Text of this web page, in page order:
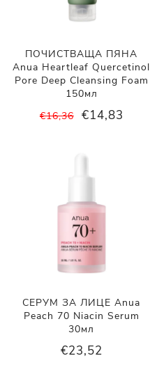
ПОЧИСТВАЩА ПЯНА
Anua Heartleaf Quercetinol
Pore Deep Cleansing Foam
150мл
€16,36 €14,83
СЕРУМ ЗА ЛИЦЕ Anua
Peach 70 Niacin Serum
30мл
€23,52